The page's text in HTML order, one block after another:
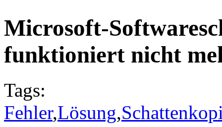
Microsoft-
funktioniert nicht
Tags:
Fehler, Lösung